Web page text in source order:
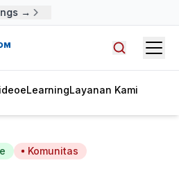
→
eLearningLayanan Kami
Komunitas